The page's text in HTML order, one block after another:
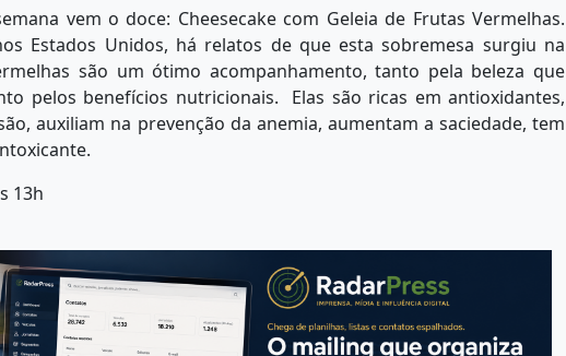
vem o doce: Cheesecake com Geleia de Frutas Vermelhas.
Estados Unidos, há relatos de que esta sobremesa surgiu na
são um ótimo acompanhamento, tanto pela beleza que
pelos benefícios nutricionais. Elas são ricas em antioxidantes,
auxiliam na prevenção da anemia, aumentam a saciedade, tem
13h